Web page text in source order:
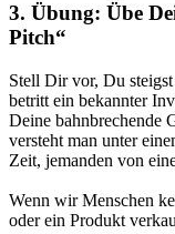
3. Übung: Übe
Pitch“
Stell Dir vor, Du
betritt ein bekannter
Deine bahnbrechende
versteht man unter
Zeit, jemanden von
Wenn wir Menschen
oder ein Produkt